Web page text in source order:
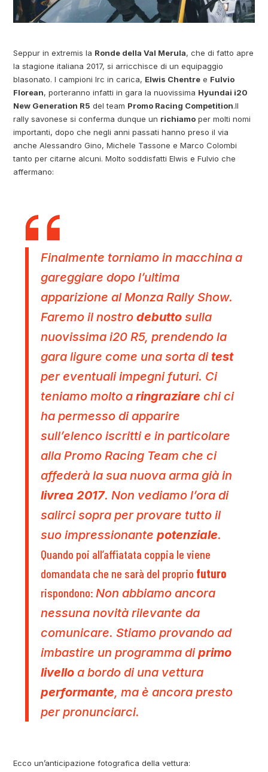
Seppur in extremis la Ronde della Val Merula, che di fatto apre
la stagione italiana 2017, si arricchisce di un equipaggio
blasonato. I campioni Irc in carica, Elwis Chentre e Fulvio
Florean, porteranno infatti in gara la nuovissima Hyundai i20
New Generation R5 del team Promo Racing Competition.Il
rally savonese si conferma dunque un richiamo per molti nomi
importanti, dopo che negli anni passati hanno preso il via
anche Alessandro Gino, Michele Tassone e Marco Colombi
tanto per citarne alcuni. Molto soddisfatti Elwis e Fulvio che
affermano:
Finalmente torniamo in macchina a
gareggiare dopo l’ultima
apparizione al Monza Rally Show.
Faremo il nostrodebutto sulla
nuovissima i20 R5, prendendo la
gara ligure come una sorta ditest
per eventuali impegni futuri. Ci
teniamo molto aringraziare chi ci
ha permesso di apparire
sull’elenco iscritti e in particolare
alla Promo Racing Team che ci
affederà la sua nuova arma già in
livrea 2017. Non vediamo l’ora di
salirci sopra per provare tutto il
suo impressionantepotenziale.
Quando poi all’affiatata coppia le viene
domandata che ne sarà del proprio futuro
rispondono: Non abbiamo ancora
nessuna novità rilevante da
comunicare. Stiamo provando ad
imbastire un programma diprimo
livello a bordo di una vettura
performante, ma è ancora presto
per pronunciarci.
Ecco un’anticipazione fotografica della vettura: